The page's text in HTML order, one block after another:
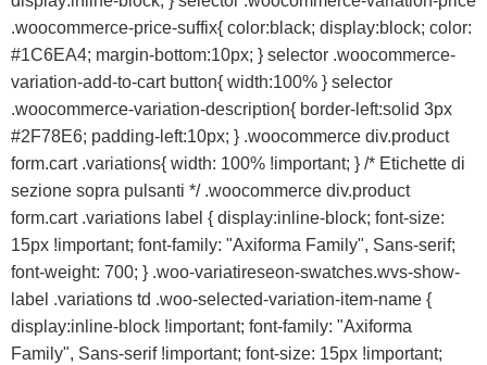
.woocommerce-price-suffix{ color:black; display:block; color:
#1C6EA4; margin-bottom:10px; } selector .woocommerce-
variation-add-to-cart button{ width:100% } selector
.woocommerce-variation-description{ border-left:solid 3px
#2F78E6; padding-left:10px; } .woocommerce div.product
form.cart .variations{ width: 100% !important; } /* Etichette di
sezione sopra pulsanti */ .woocommerce div.product
form.cart .variations label { display:inline-block; font-size:
15px !important; font-family: "Axiforma Family", Sans-serif;
font-weight: 700; } .woo-variatireseon-swatches.wvs-show-
label .variations td .woo-selected-variation-item-name {
display:inline-block !important; font-family: "Axiforma
Family", Sans-serif !important; font-size: 15px !important;